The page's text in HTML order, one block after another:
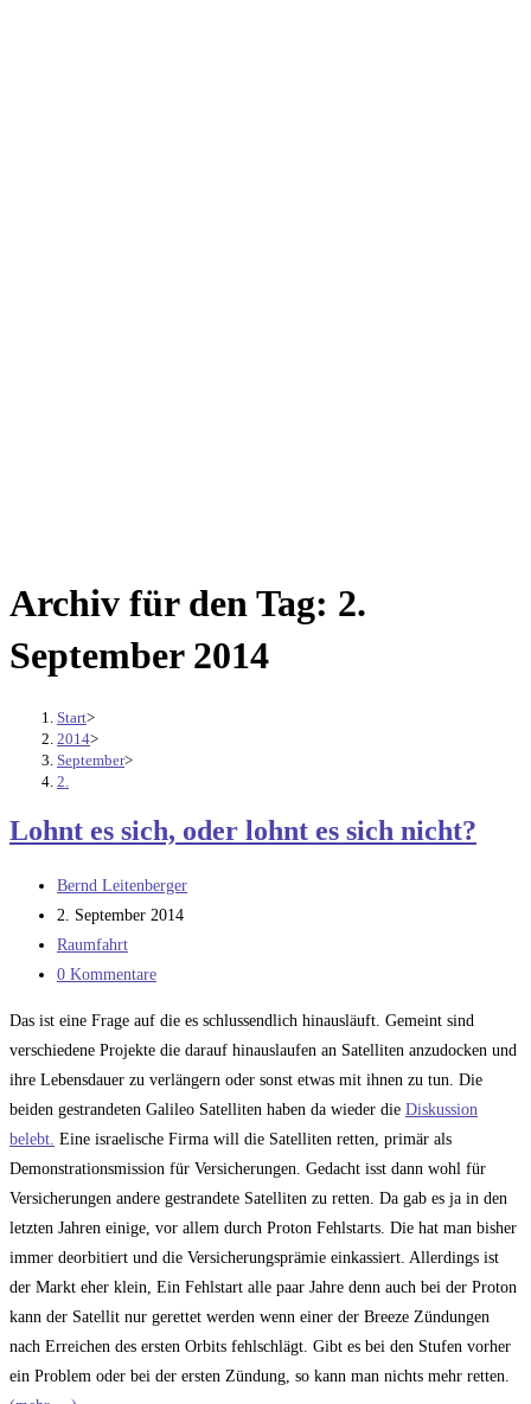
Archiv für den Tag: 2.
September 2014
Start>
2014>
September>
2.
Lohnt es sich, oder lohnt es sich nicht?
Beitrags-
Autor:
Bernd Leitenberger
Beitrag
veröffentlicht:
2. September 2014
Beitrags-
Kategorie:
Raumfahrt
Beitrags-
0 Kommentare
Das ist eine Frage auf die es schlussendlich hinausläuft. Gemeint sind
verschiedene Projekte die darauf hinauslaufen an Satelliten anzudocken und
ihre Lebensdauer zu verlängern oder sonst etwas mit ihnen zu tun. Die
beiden gestrandeten Galileo Satelliten haben da wieder die Diskussion
belebt. Eine israelische Firma will die Satelliten retten, primär als
Demonstrationsmission für Versicherungen. Gedacht isst dann wohl für
Versicherungen andere gestrandete Satelliten zu retten. Da gab es ja in den
letzten Jahren einige, vor allem durch Proton Fehlstarts. Die hat man bisher
immer deorbitiert und die Versicherungsprämie einkassiert. Allerdings ist
der Markt eher klein, Ein Fehlstart alle paar Jahre denn auch bei der Proton
kann der Satellit nur gerettet werden wenn einer der Breeze Zündungen
nach Erreichen des ersten Orbits fehlschlägt. Gibt es bei den Stufen vorher
ein Problem oder bei der ersten Zündung, so kann man nichts mehr retten.